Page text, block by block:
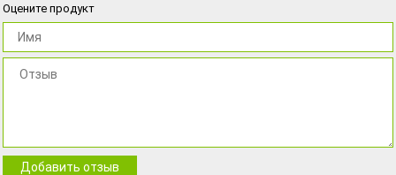
Оцените продукт
Добавить отзыв